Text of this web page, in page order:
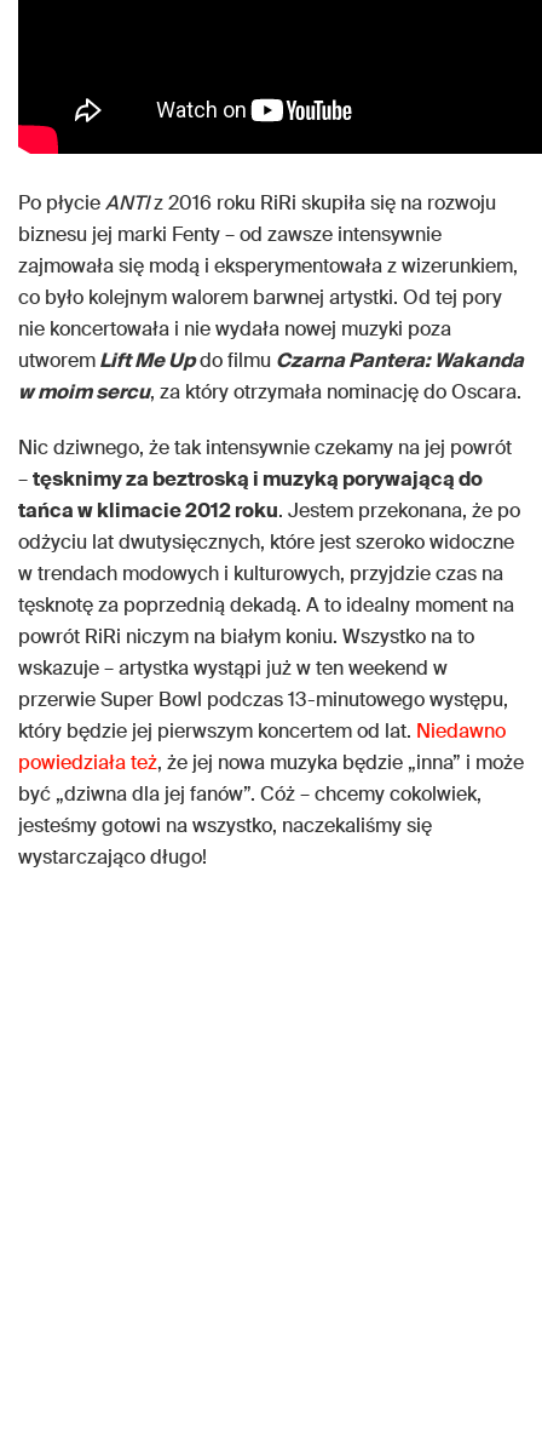
Po płycieANTIz 2016 roku RiRi skupiła się na rozwoju
biznesu jej marki Fenty – od zawsze intensywnie
zajmowała się modą i eksperymentowała z wizerunkiem,
co było kolejnym walorem barwnej artystki. Od tej pory
nie koncertowała i nie wydała nowej muzyki poza
utworemLift Me Updo filmu Czarna Pantera: Wakanda
w moim sercu, za który otrzymała nominację do Oscara.
Nic dziwnego, że tak intensywnie czekamy na jej powrót
–tęsknimy za beztroską i muzyką porywającą do
tańca w klimacie 2012 roku. Jestem przekonana, że po
odżyciu lat dwutysięcznych, które jest szeroko widoczne
w trendach modowych i kulturowych, przyjdzie czas na
tęsknotę za poprzednią dekadą. A to idealny moment na
powrót RiRi niczym na białym koniu. Wszystko na to
wskazuje – artystka wystąpi już w ten weekend w
przerwie Super Bowl podczas 13-minutowego występu,
który będzie jej pierwszym koncertem od lat. Niedawno
powiedziała też, że jej nowa muzyka będzie „inna” i może
być „dziwna dla jej fanów”. Cóż – chcemy cokolwiek,
jesteśmy gotowi na wszystko, naczekaliśmy się
wystarczająco długo!